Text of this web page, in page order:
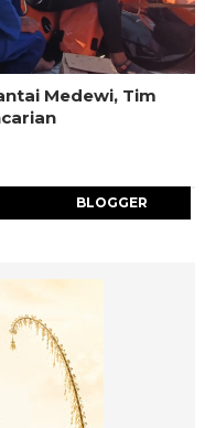
Medewi, Tim
BLOGGER